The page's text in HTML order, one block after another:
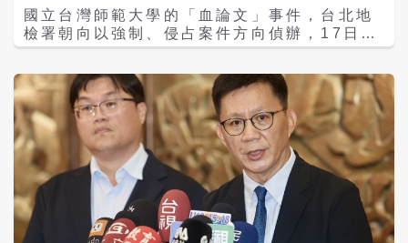
且妥適的協助。
國立台灣師範大學的「血論文」事件，台北地
檢署朝向以強制、侵占案件方向偵辦，17日已
指揮檢察官及調查官赴台師大，扣押尚在保存
合調查作業，絕不隱匿或刪除相關資料。 台師
大女足教練周台英被控以扣學分威脅選手配合
研究抽血，北檢於16日主動剪報分「他字
案」，案由為刑法強制罪等，17日下午，檢方
到該校調取案件有關研究計畫資料，要求研究
計畫現存的相關文件、電子紀錄及採樣檢體不
得銷毀、隱匿、刪除或處分，並應妥善保管證
據，如有違反，將依法究責。 調查官也分別向
教育部、國家科學及技術委員會調取此案相關